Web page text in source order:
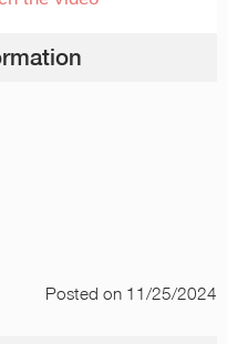
Postedon 11/25/2024